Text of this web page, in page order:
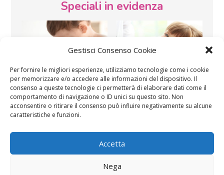
Gestisci Consenso Cookie
Per fornire le migliori esperienze, utilizziamo tecnologie come i cookie
per memorizzare e/o accedere alle informazioni del dispositivo. Il
consenso a queste tecnologie ci permetterà di elaborare dati come il
comportamento di navigazione o ID unici su questo sito. Non
acconsentire o ritirare il consenso può influire negativamente su alcune
caratteristiche e funzioni.
Accetta
Nega
Speciali in evidenza
Vaccini SOS Pediatra